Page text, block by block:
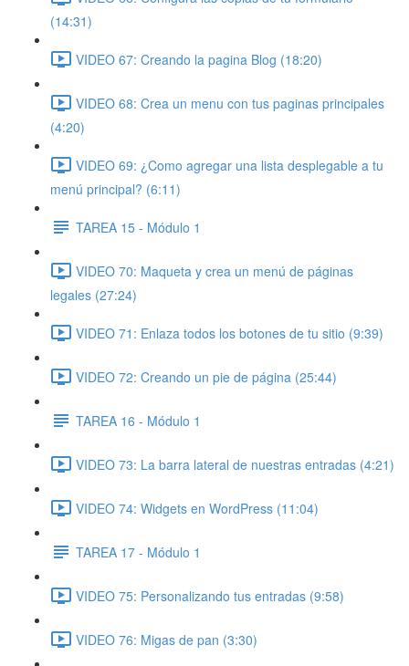
(14:31)
VIDEO 67: Creando la pagina Blog (18:20)
VIDEO 68: Crea un menu con tus paginas principales
(4:20)
VIDEO 69: ¿Como agregar una lista desplegable a tu
menú principal? (6:11)
TAREA 15 - Módulo 1
VIDEO 70: Maqueta y crea un menú de páginas
legales (27:24)
VIDEO 71: Enlaza todos los botones de tu sitio (9:39)
VIDEO 72: Creando un pie de página (25:44)
TAREA 16 - Módulo 1
VIDEO 73: La barra lateral de nuestras entradas (4:21)
VIDEO 74: Widgets en WordPress (11:04)
TAREA 17 - Módulo 1
VIDEO 75: Personalizando tus entradas (9:58)
VIDEO 76: Migas de pan (3:30)